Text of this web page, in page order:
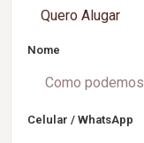
Quero Alugar
Nome
Celular / WhatsApp